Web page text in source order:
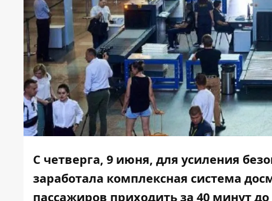
С четверга, 9 июня, для усиления
заработала комплексная система
пассажиров приходить за 40 минут